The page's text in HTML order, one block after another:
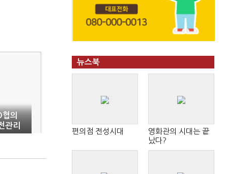
협의
관리
뉴스북
편의점 전성시대
영화관의 시대는 끝
났다?